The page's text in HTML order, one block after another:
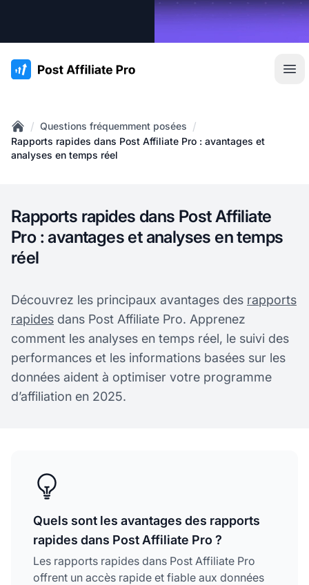
:site.title
Home
/ Questions fréquemment posées /
Rapports rapides dans Post Affiliate Pro : avantages et
analyses en temps réel
Rapports rapides dans Post Affiliate
Pro : avantages et analyses en temps
réel
Découvrez les principaux avantages des rapports
rapides dans Post Affiliate Pro. Apprenez
comment les analyses en temps réel, le suivi des
performances et les informations basées sur les
données aident à optimiser votre programme
d’affiliation en 2025.
Quels sont les avantages des rapports
rapides dans Post Affiliate Pro ?
Les rapports rapides dans Post Affiliate Pro
offrent un accès rapide et fiable aux données